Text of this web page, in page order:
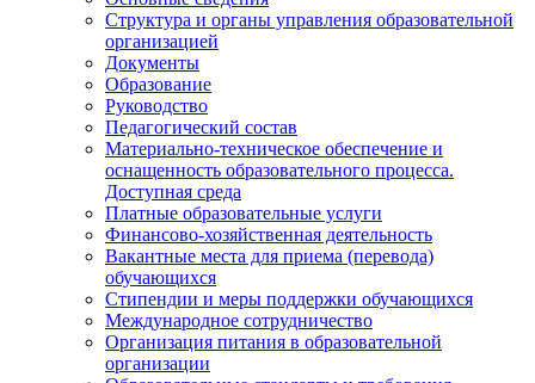
Структура и органы управления образовательной
организацией
Документы
Образование
Руководство
Педагогический состав
Материально-техническое обеспечение и
оснащенность образовательного процесса.
Доступная среда
Платные образовательные услуги
Финансово-хозяйственная деятельность
Вакантные места для приема (перевода)
обучающихся
Стипендии и меры поддержки обучающихся
Международное сотрудничество
Организация питания в образовательной
организации